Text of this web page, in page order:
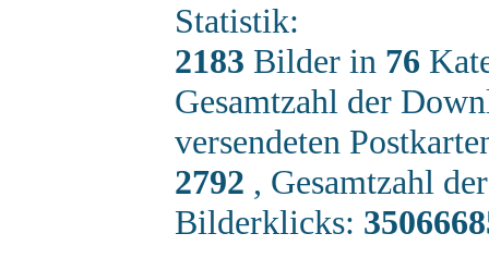
Statistik:
2183 Bilder in 76
Gesamtzahl der
versendeten
2792 , Gesamtzahl
Bilderklicks: